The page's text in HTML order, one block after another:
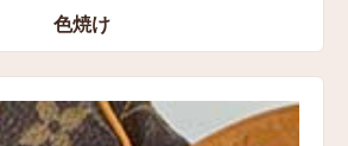
色焼け